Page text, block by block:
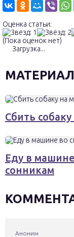
Оценка статьи:
(Пока оценок нет)
Загрузка...
Сбить
Еду в
сонникам
Аноним